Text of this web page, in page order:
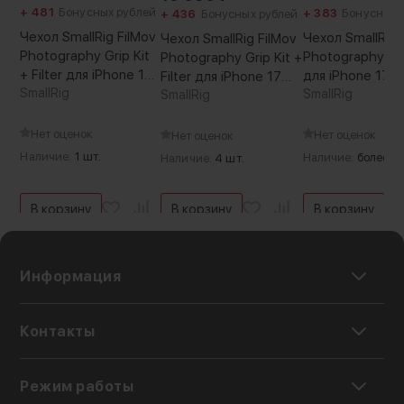
+ 481 Бонусных рублей
Чехол SmallRig FilMov
Photography Grip Kit
+ Filter для iPhone 17
Pro Max
SmallRig
Нет оценок
Наличие: 1 шт.
В корзину
+ 436 Бонусных рублей
Чехол SmallRig FilMov
Photography Grip Kit +
Filter для iPhone 17
Pro
SmallRig
Нет оценок
Наличие: 4 шт.
В корзину
+ 383 Бонусных
Чехол SmallRig
Photography
для iPhone 17
SmallRig
Нет оценок
Наличие: более 5
В корзину
Информация
Контакты
Режим работы